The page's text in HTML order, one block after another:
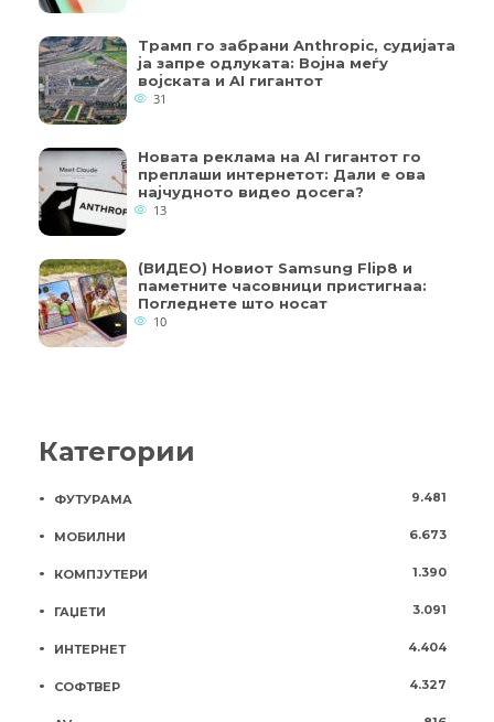
Трамп го забрани Anthropic, судијата
ја запре одлуката: Војна меѓу
војската и AI гигантот
31
Новата реклама на AI гигантот го
преплаши интернетот: Дали е ова
најчудното видео досега?
13
(ВИДЕО) Новиот Samsung Flip8 и
паметните часовници пристигнаа:
Погледнете што носат
10
Категории
ФУТУРАМА 9.481
МОБИЛНИ 6.673
КОМПЈУТЕРИ 1.390
ГАЏЕТИ 3.091
ИНТЕРНЕТ 4.404
СОФТВЕР 4.327